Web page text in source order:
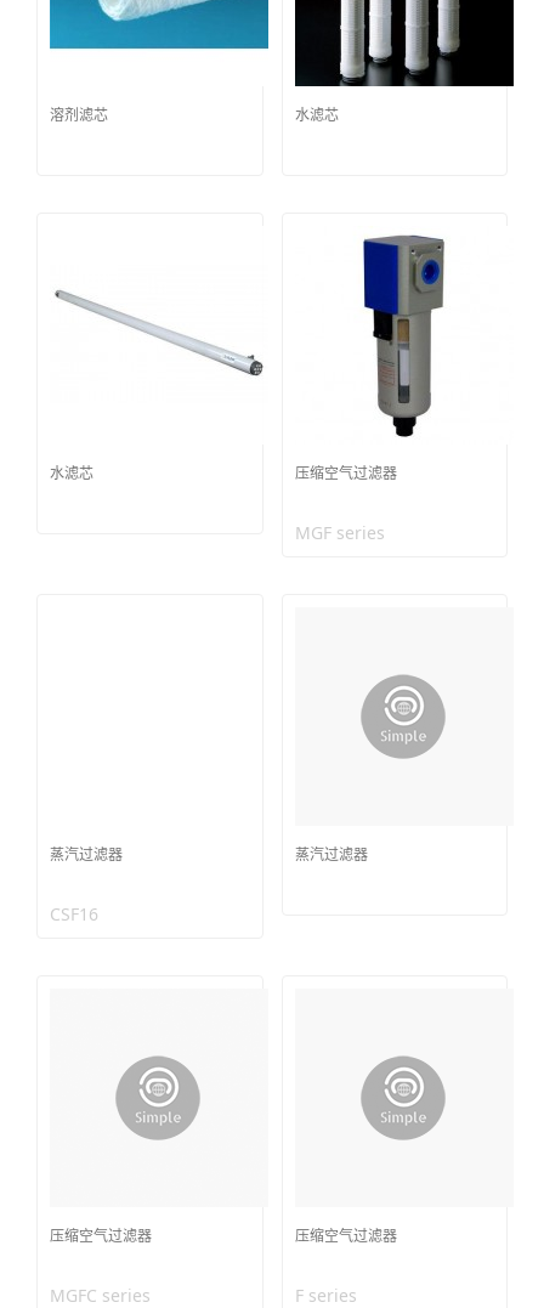
溶剂滤芯 水滤芯
水滤芯 压缩空气过滤器
MGF series
蒸汽过滤器
CSF16
蒸汽过滤器
压缩空气过滤器
MGFC series
压缩空气过滤器
F series